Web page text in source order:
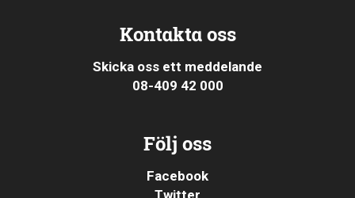
Kontakta oss
Skicka oss ett meddelande
08-409 42 000
Följ oss
Facebook